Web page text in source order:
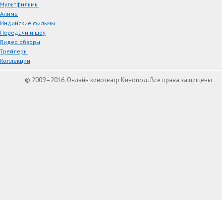
Мультфильмы
Аниме
Индийские фильмы
Передачи и шоу
Видео обзоры
Трейлеры
Коллекции
© 2009–2016, Онлайн кинотеатр Кинопод. Все права защищены